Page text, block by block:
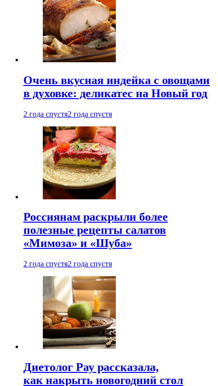
Очень вкусная индейка с овощами
в духовке: деликатес на Новый год
2 года спустя2 года спустя
Россиянам раскрыли более
полезные рецепты салатов
«Мимоза» и «Шуба»
2 года спустя2 года спустя
Диетолог Рау рассказала,
как накрыть новогодний стол